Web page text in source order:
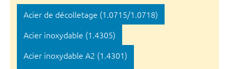
Acier de décolletage (1.0715/1.0718)
Acier inoxydable (1.4305)
Acier inoxydable A2 (1.4301)